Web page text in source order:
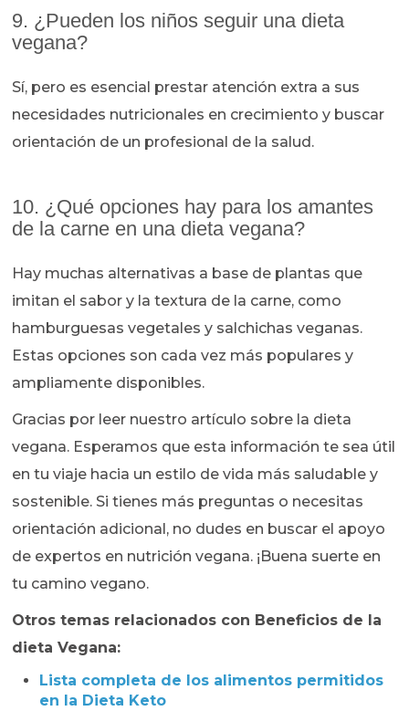
9. ¿Pueden los niños seguir una dieta
vegana?
Sí, pero es esencial prestar atención extra a sus
necesidades nutricionales en crecimiento y buscar
orientación de un profesional de la salud.
10. ¿Qué opciones hay para los amantes
de la carne en una dieta vegana?
Hay muchas alternativas a base de plantas que
imitan el sabor y la textura de la carne, como
hamburguesas vegetales y salchichas veganas.
Estas opciones son cada vez más populares y
ampliamente disponibles.
Gracias por leer nuestro artículo sobre la dieta
vegana. Esperamos que esta información te sea útil
en tu viaje hacia un estilo de vida más saludable y
sostenible. Si tienes más preguntas o necesitas
orientación adicional, no dudes en buscar el apoyo
de expertos en nutrición vegana. ¡Buena suerte en
tu camino vegano.
Otros temas relacionados con Beneficios de la
dieta Vegana:
Lista completa de los alimentos permitidos
en la Dieta Keto